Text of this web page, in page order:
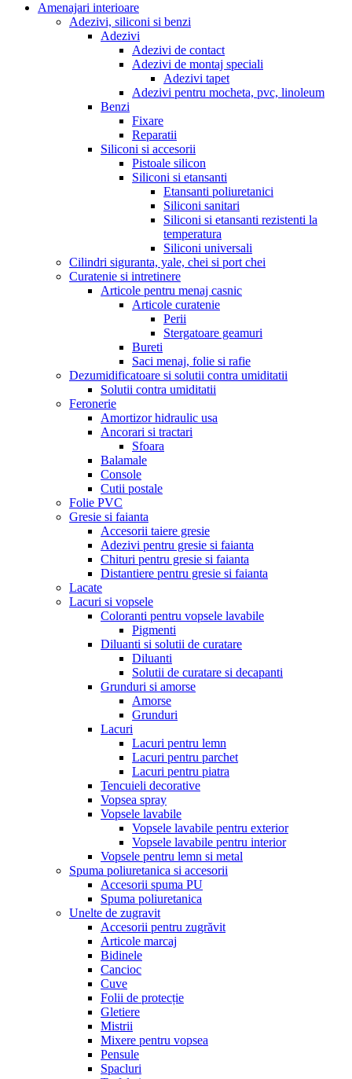
Amenajari interioare
Adezivi, siliconi si benzi
Adezivi
Adezivi de contact
Adezivi de montaj speciali
Adezivi tapet
Adezivi pentru mocheta, pvc, linoleum
Benzi
Fixare
Reparatii
Siliconi si accesorii
Pistoale silicon
Siliconi si etansanti
Etansanti poliuretanici
Siliconi sanitari
Siliconi si etansanti rezistenti la
temperatura
Siliconi universali
Cilindri siguranta, yale, chei si port chei
Curatenie si intretinere
Articole pentru menaj casnic
Articole curatenie
Perii
Stergatoare geamuri
Bureti
Saci menaj, folie si rafie
Dezumidificatoare si solutii contra umiditatii
Solutii contra umiditatii
Feronerie
Amortizor hidraulic usa
Ancorari si tractari
Sfoara
Balamale
Console
Cutii postale
Folie PVC
Gresie si faianta
Accesorii taiere gresie
Adezivi pentru gresie si faianta
Chituri pentru gresie si faianta
Distantiere pentru gresie si faianta
Lacate
Lacuri si vopsele
Coloranti pentru vopsele lavabile
Pigmenti
Diluanti si solutii de curatare
Diluanti
Solutii de curatare si decapanti
Grunduri si amorse
Amorse
Grunduri
Lacuri
Lacuri pentru lemn
Lacuri pentru parchet
Lacuri pentru piatra
Tencuieli decorative
Vopsea spray
Vopsele lavabile
Vopsele lavabile pentru exterior
Vopsele lavabile pentru interior
Vopsele pentru lemn si metal
Spuma poliuretanica si accesorii
Accesorii spuma PU
Spuma poliuretanica
Unelte de zugravit
Accesorii pentru zugrăvit
Articole marcaj
Bidinele
Cancioc
Cuve
Folii de protecție
Gletiere
Mistrii
Mixere pentru vopsea
Pensule
Spacluri